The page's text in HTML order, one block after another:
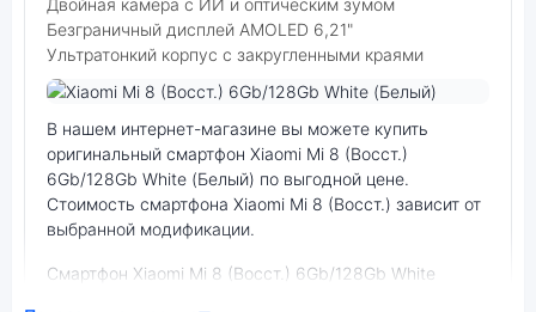
Безграничный дисплей AMOLED 6,21"
Ультратонкий корпус с закругленными краями
В нашем интернет-магазине вы можете купить
оригинальный смартфон Xiaomi Mi 8 (Восст.)
6Gb/128Gb White (Белый) по выгодной цене.
Стоимость смартфона Xiaomi Mi 8 (Восст.) зависит от
выбранной модификации.
смартфон Xiaomi Mi 8 (Восст.) 6Gb/128Gb White